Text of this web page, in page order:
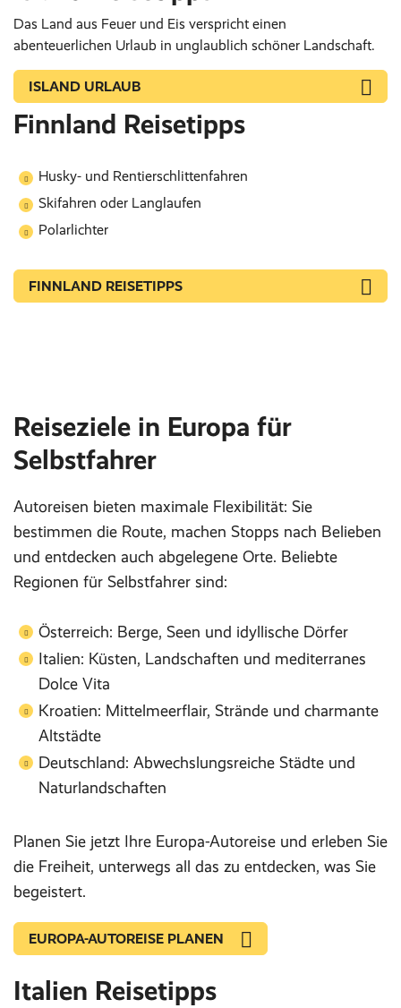
Das Land aus Feuer und Eis verspricht einen
abenteuerlichen Urlaub in unglaublich schöner Landschaft.
ISLAND URLAUB
Finnland Reisetipps
Husky- und Rentierschlittenfahren
Skifahren oder Langlaufen
Polarlichter
FINNLAND REISETIPPS
Reiseziele in Europa für
Selbstfahrer
Autoreisen bieten maximale Flexibilität: Sie
bestimmen die Route, machen Stopps nach Belieben
und entdecken auch abgelegene Orte. Beliebte
Regionen für Selbstfahrer sind:
Österreich: Berge, Seen und idyllische Dörfer
Italien: Küsten, Landschaften und mediterranes
Dolce Vita
Kroatien: Mittelmeerflair, Strände und charmante
Altstädte
Deutschland: Abwechslungsreiche Städte und
Naturlandschaften
Planen Sie jetzt Ihre Europa-Autoreise und erleben Sie
die Freiheit, unterwegs all das zu entdecken, was Sie
begeistert.
EUROPA-AUTOREISE PLANEN
Italien Reisetipps